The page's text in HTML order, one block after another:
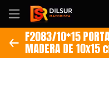
Inicio
F2083/10*15
MADERA DE 10x15